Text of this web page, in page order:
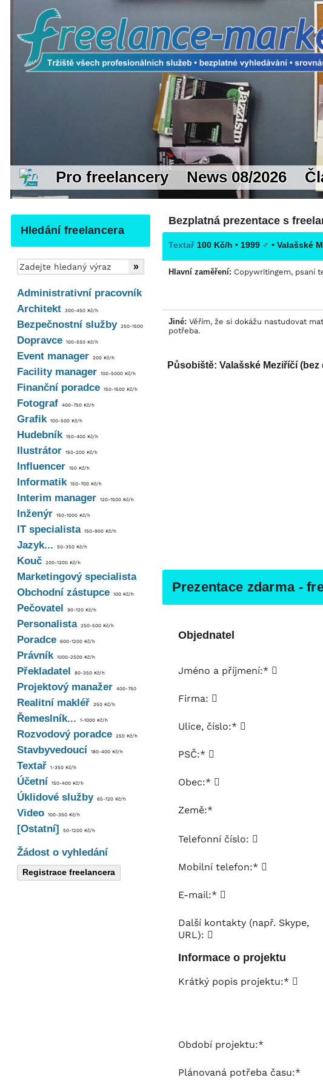
Pro freelancery News 08/2026
Hledání freelancera
Administrativní pracovník
Architekt300-450 Kč/h
Bezpečnostní služby250-1500
Dopravce100-550 Kč/h
Event manager 200 Kč/h
Facility manager 100-5000 Kč/h
Finanční poradce150-1500 Kč/h
Fotograf 400-750 Kč/h
Grafik100-500 Kč/h
Hudebník150-400 Kč/h
Ilustrátor 150-200 Kč/h
Influencer 150 Kč/h
Informatik150-700 Kč/h
Interim manager 120-1500 Kč/h
Inženýr 150-1000 Kč/h
IT specialista150-900 Kč/h
Jazyk... 50-350 Kč/h
Kouč200-1200 Kč/h
Marketingový specialista
Obchodní zástupce100 Kč/h
Pečovatel 90-120 Kč/h
Personalista250-500 Kč/h
Poradce600-1200 Kč/h
Právník1000-2500 Kč/h
Překladatel 80-350 Kč/h
Projektový manažer 400-750
Realitní makléř 250 Kč/h
Řemeslník... 1-1000 Kč/h
Rozvodový poradce250 Kč/h
Stavbyvedoucí 180-400 Kč/h
Textař 1-350 Kč/h
Účetní 150-400 Kč/h
Úklidové služby65-120 Kč/h
Video100-350 Kč/h
[Ostatní] 50-1200 Kč/h
Žádost o vyhledání
Registrace freelancera
Bezplatná prezentace s
Textař 100 Kč/h • 1999 ♂ • Valašské
Hlavní zaměření: Copywritingem, psaní
Jiné: Věřím, že si dokážu nastudovat
potřeba.
Působiště: Valašské Meziříčí (bez
Prezentace zdarma -
Objednatel
Jméno a příjmení:*
Firma:
Ulice, číslo:*
PSČ:*
Obec:*
Země:*
Telefonní číslo:
Mobilní telefon:*
E-mail:*
Další kontakty (např. Skype,
URL):
Informace o projektu
Krátký popis projektu:*
Období projektu:*
Plánovaná potřeba času:*